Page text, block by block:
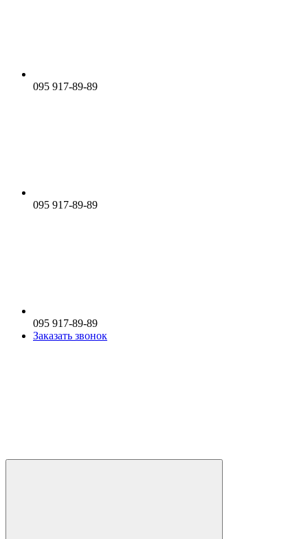
095 917-89-89
095 917-89-89
095 917-89-89
Заказать звонок